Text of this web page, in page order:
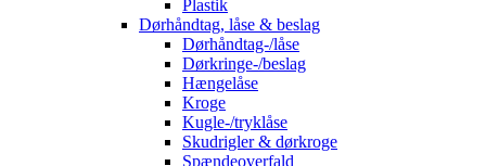
Plastik
Dørhåndtag, låse & beslag
Dørhåndtag-/låse
Dørkringe-/beslag
Hængelåse
Kroge
Kugle-/tryklåse
Skudrigler & dørkroge
Spændeoverfald